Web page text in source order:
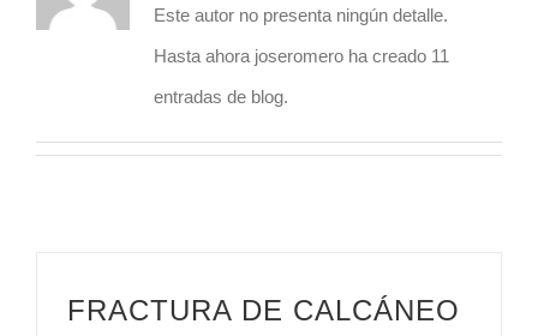
Este autor no presenta ningún detalle.
Hasta ahora joseromero ha creado 11
entradas de blog.
FRACTURA DE CALCÁNEO